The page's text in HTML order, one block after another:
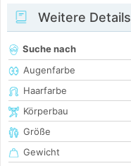
Weitere Details
Suche nach
Augenfarbe
Haarfarbe
Körperbau
Größe
Gewicht